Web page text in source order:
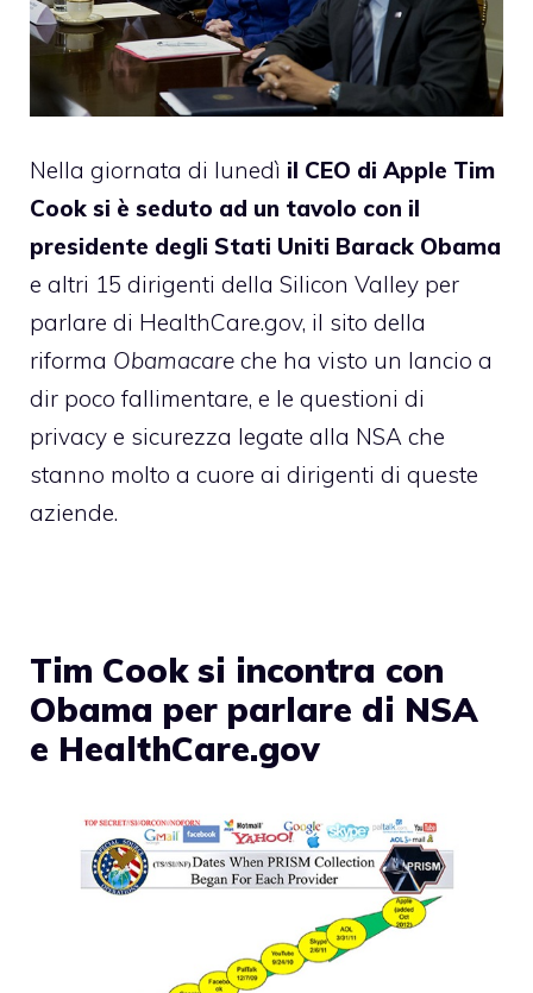
Nella giornata di lunedì il CEO di Apple Tim
Cook si è seduto ad un tavolo con il
presidente degli Stati Uniti Barack Obama
e altri 15 dirigenti della Silicon Valley per
parlare di HealthCare.gov, il sito della
riforma Obamacare che ha visto un lancio a
dir poco fallimentare, e le questioni di
privacy e sicurezza legate alla NSA che
stanno molto a cuore ai dirigenti di queste
aziende.
Tim Cook si incontra con
Obama per parlare di NSA
e HealthCare.gov